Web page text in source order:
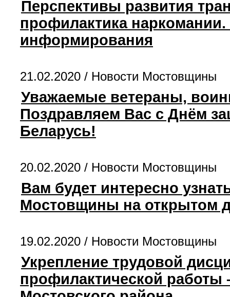
Перспективы развития
профилактика
информирования
21.02.2020 / Новости Мостовщины
Уважаемые ветераны,
Поздравляем Вас с Днём
Беларусь!
20.02.2020 / Новости Мостовщины
Вам будет интересно
Мостовщины на открытом
19.02.2020 / Новости Мостовщины
Укрепление трудовой
профилактической работы